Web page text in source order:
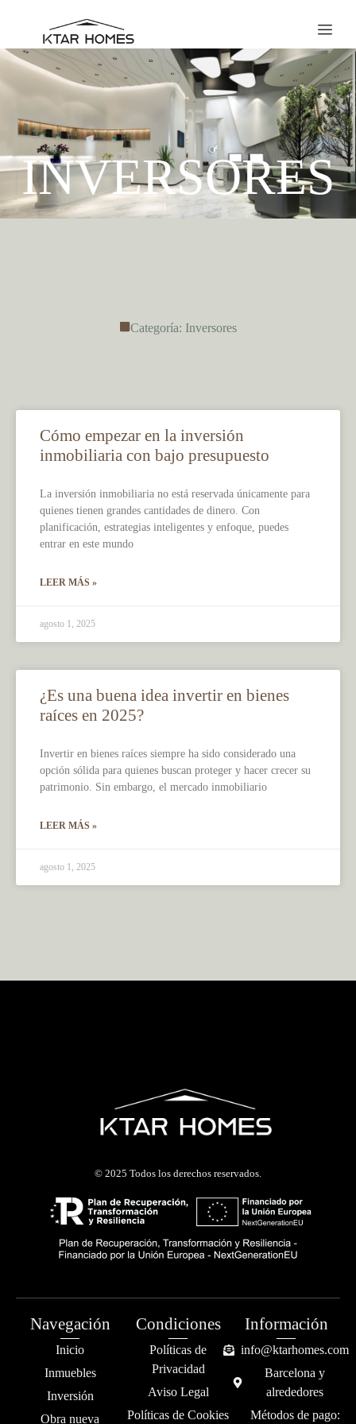
INVERSORES
Categoría: Inversores
Cómo empezar en la inversión
inmobiliaria con bajo presupuesto
La inversión inmobiliaria no está reservada únicamente para
quienes tienen grandes cantidades de dinero. Con
planificación, estrategias inteligentes y enfoque, puedes
entrar en este mundo
LEER MÁS »
agosto 1, 2025
¿Es una buena idea invertir en bienes
raíces en 2025?
Invertir en bienes raíces siempre ha sido considerado una
opción sólida para quienes buscan proteger y hacer crecer su
patrimonio. Sin embargo, el mercado inmobiliario
LEER MÁS »
agosto 1, 2025
© 2025 Todos los derechos reservados.
Navegación
Inicio
Inmuebles
Inversión
Obra nueva
Condiciones
Políticas de
Privacidad
Aviso Legal
Políticas de Cookies
Información
info@ktarhomes.com
Barcelona y
alrededores
Métodos de pago: